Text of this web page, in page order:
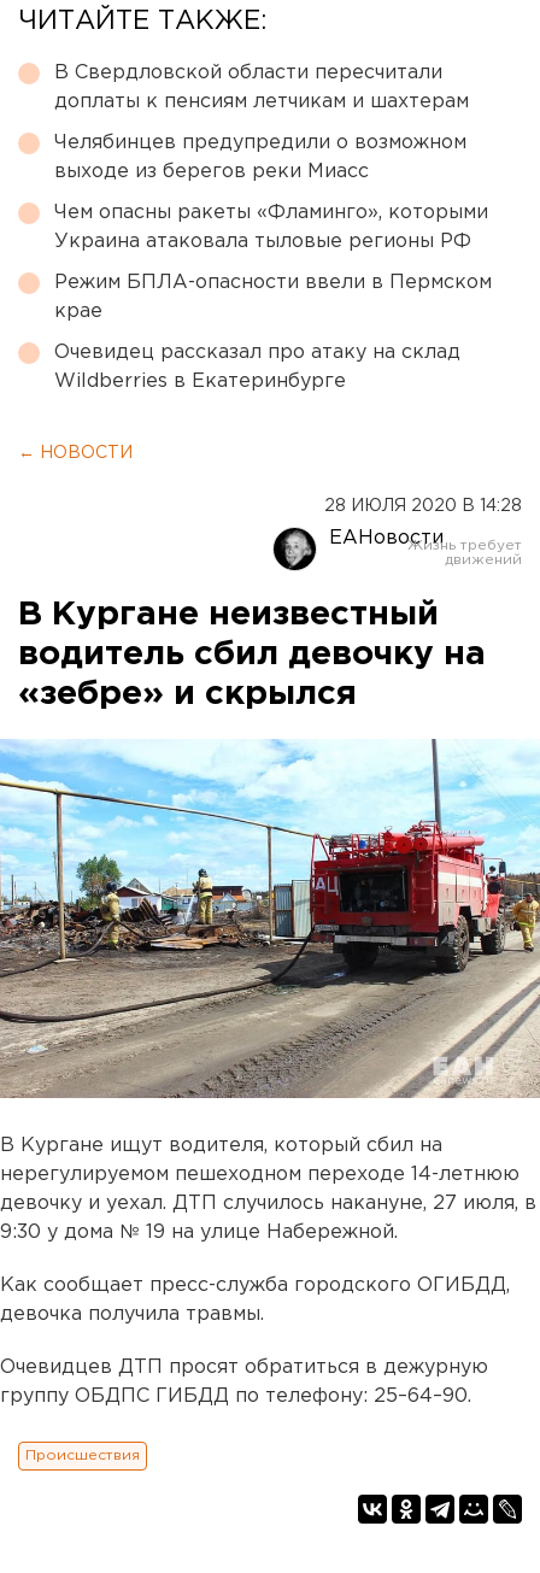
ЧИТАЙТЕ ТАКЖЕ:
В Свердловской области пересчитали
доплаты к пенсиям летчикам и шахтерам
Челябинцев предупредили о возможном
выходе из берегов реки Миасс
Чем опасны ракеты «Фламинго», которыми
Украина атаковала тыловые регионы РФ
Режим БПЛА-опасности ввели в Пермском
крае
Очевидец рассказал про атаку на склад
Wildberries в Екатеринбурге
← НОВОСТИ
28 ИЮЛЯ 2020 В 14:28
ЕАНовости
В Кургане неизвестный
водитель сбил девочку на
«зебре» и скрылся
В Кургане ищут водителя, который сбил на
нерегулируемом пешеходном переходе 14-летнюю
девочку и уехал. ДТП случилось накануне, 27 июля, в
9:30 у дома № 19 на улице Набережной.
Как сообщает пресс-служба городского ОГИБДД,
девочка получила травмы.
Очевидцев ДТП просят обратиться в дежурную
группу ОБДПС ГИБДД по телефону: 25–64–90.
Происшествия